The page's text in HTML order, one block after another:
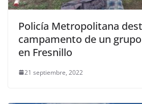
Policía Metropolitana
campamento de un
en Fresnillo
21 septiembre, 2022